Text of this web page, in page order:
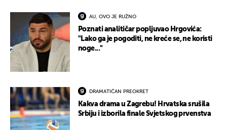
AU, OVO JE RUŽNO
Poznati analitičar popljuvao Hrgovića:
"Lako ga je pogoditi, ne kreće se, ne koristi
noge..."
DRAMATIČAN PREOKRET
Kakva drama u Zagrebu! Hrvatska srušila
Srbiju i izborila finale Svjetskog prvenstva